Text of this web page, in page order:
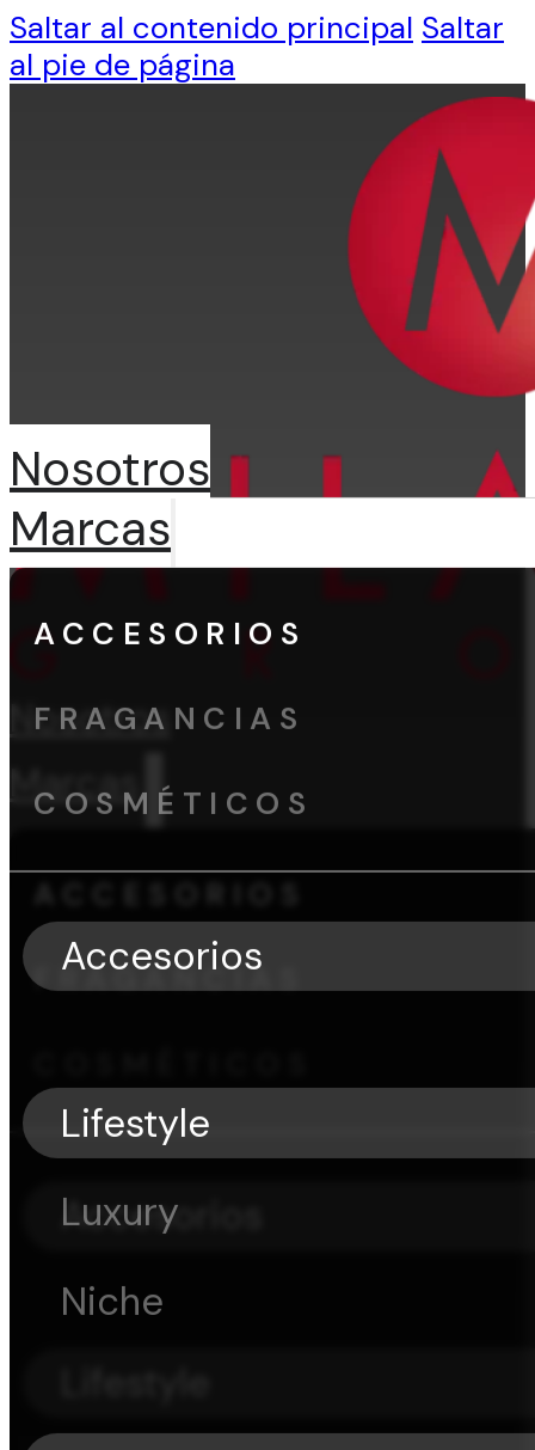
Saltar al contenido principal Saltar
al pie de página
Nosotros
Marcas
ACCESORIOS
FRAGANCIAS
Accesorios
Nosotros
Marcas
ACCESORIOS
FRAGANCIAS
COSMÉTICOS
Accesorios
Lifestyle
Luxury
Niche